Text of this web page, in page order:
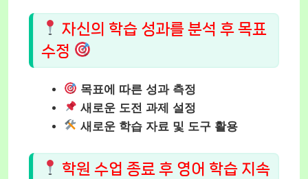
자신의 학습 성과를 분석 후 목표
수정
목표에 따른 성과 측정
새로운 도전 과제 설정
새로운 학습 자료 및 도구 활용
학원 수업 종료 후 영어 학습 지속